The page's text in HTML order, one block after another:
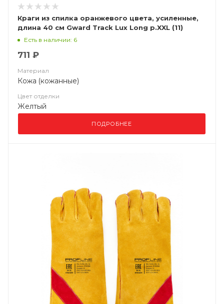
Краги из спилка оранжевого цвета, усиленные,
длина 40 см Gward Track Lux Long р.XXL (11)
Есть в наличии: 6
711 ₽
Материал
Кожа (кожанные)
Цвет отделки
Желтый
ПОДРОБНЕЕ